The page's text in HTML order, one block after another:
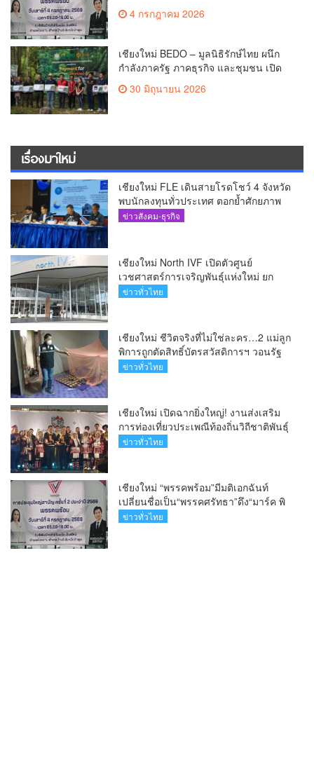
4 กรกฎาคม 2026
เชียงใหม่ BEDO – มูลนิธิรักษ์ไทย ผนึก
กำลังภาครัฐ ภาคธุรกิจ และชุมชน เปิด
พิทักษ์ป่าต้นน้ำ ผ่านกลไก PES ฟื้นฟูป่า
30 มิถุนายน 2026
เรื่องมาใหม่
เชียงใหม่ FLE เดินสายโรดโชว์ 4 จังหวัด
พบนักลงทุนทั่วประเทศ ตอกย้ำศักยภาพ
ผู้นำธุรกิจระบบน้ำครบวงจร(คลิป)
ข่าวสังคม-ธุรกิจ
เชียงใหม่ North IVF เปิดตัวศูนย์
เวชศาสตร์การเจริญพันธุ์แห่งใหม่ ยก
ระดับเชียงใหม่สู่ ศูนย์กลางการรักษาผู้มี
ข่าวทั่วไทย
เชียงใหม่ ชีวิตจริงที่ไม่ใช่ละคร…2 แม่ลูก
พิการถูกตัดสิทธิ์บัตรสวัสดิการฯ วอนรัฐ
ทบทวนเกณฑ์ช่วยคนจน(คลิป)
ข่าวทั่วไทย
เชียงใหม่ เปิดฉากยิ่งใหญ่! งานส่งเสริม
การท่องเที่ยวประเพณีท้องถิ่นวิถีชาติพันธุ์
ล้านนา(คลิป)
ข่าวทั่วไทย
เชียงใหม่ “พรรคพร้อม”มีมติเอกฉันท์
เปลี่ยนชื่อเป็น“พรรคศรัทธา”ดึง“มาร์ค พิ
ตบูล”นำทัพกรรมการบริหารชุดใหม่(คลิป)
ข่าวทั่วไทย